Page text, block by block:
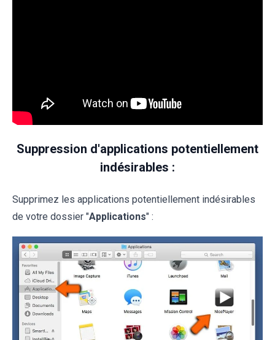
Suppression d'applications potentiellement
indésirables :
Supprimez les applications potentiellement indésirables
de votre dossier "Applications" :